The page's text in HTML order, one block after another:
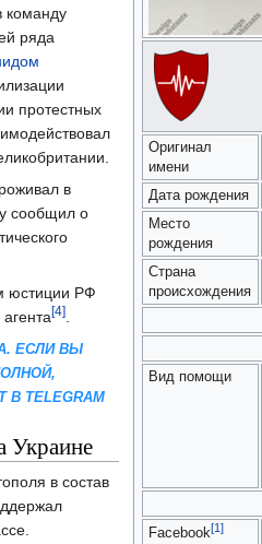
Оригинал
имени
Дата рождения
Место
рождения
Страна
происхождения
Вид помощи
Facebook[1]
команду
ряда
протестных
в
сообщил о
юстиции РФ
[4].
ЕСЛИ ВЫ
TELEGRAM
Украине
в состав